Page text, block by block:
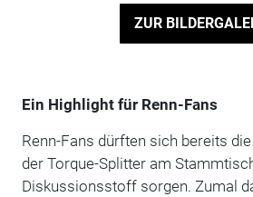
ZUR
Ein Highlight für Renn-Fans
Renn-Fans dürften sich bereits
der Torque-Splitter am
Diskussionsstoff sorgen. Zumal